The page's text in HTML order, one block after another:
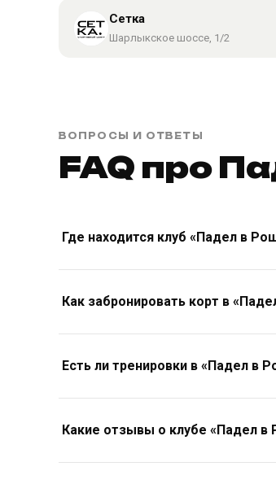
Сетка
Шарлыкское шоссе, 1/2
ВОПРОСЫ И ОТВЕТЫ
FAQ про
Где находится клуб «Падел в
Как забронировать корт в
Есть ли тренировки в «Падел в
Какие отзывы о клубе «Падел в